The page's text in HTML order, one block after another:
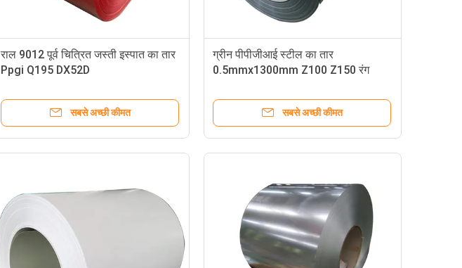
राल 9012 पूर्व चित्रित जस्ती इस्पात का तार
Ppgi Q195 DX52D
सबसे अच्छी कीमत
ग्रीन पीपीजीआई स्टील का तार
0.5mmx1300mm Z100 Z150 रंग
सबसे अच्छी कीमत